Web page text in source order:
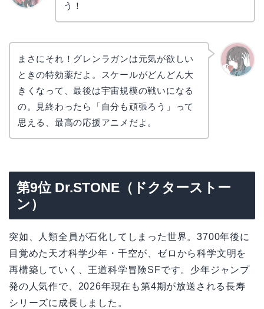
う！
まさにそれ！グレンラガンは元気が欲しい
ときの特効薬だよ。スケールがどんどん大
きくなって、最後は宇宙規模の戦いになる
の。見終わったら「自分も頑張ろう」って
思える、最高の応援アニメだよ。
第9位 Dr.STONE（ドクターストー
ン）
突如、人類全員が石化してしまった世界。3700年後に
目覚めた天才科学少年・千空が、ゼロから科学文明を
再構築していく、王道科学冒険SFです。少年ジャンプ
発の人気作で、2026年現在も第4期が放送される長寿
シリーズに成長しました。